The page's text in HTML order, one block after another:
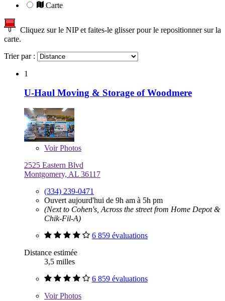
Carte
Cliquez sur le NIP et faites-le glisser pour le repositionner sur la
carte.
Trier par :
1
U-Haul Moving & Storage of Woodmere
VoirPhotos
2525 Eastern Blvd
Montgomery, AL 36117
(334) 239-0471
Ouvert aujourd'hui de 9h am à 5h pm
(Next to Cohen's, Across the street from Home Depot &
Chik-Fil-A)
6 859 évaluations
Distance estimée
3,5 milles
6 859 évaluations
VoirPhotos